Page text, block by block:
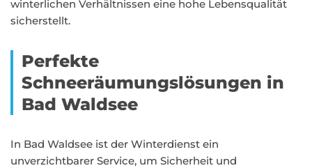
winterlichen Verhältnissen eine hohe Lebensqualität
sicherstellt.
Perfekte
Schneeräumungslösungen in
Bad Waldsee
In Bad Waldsee ist der Winterdienst ein
unverzichtbarer Service, um Sicherheit und